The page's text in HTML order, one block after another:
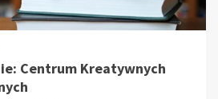
Centrum Kreatywnych